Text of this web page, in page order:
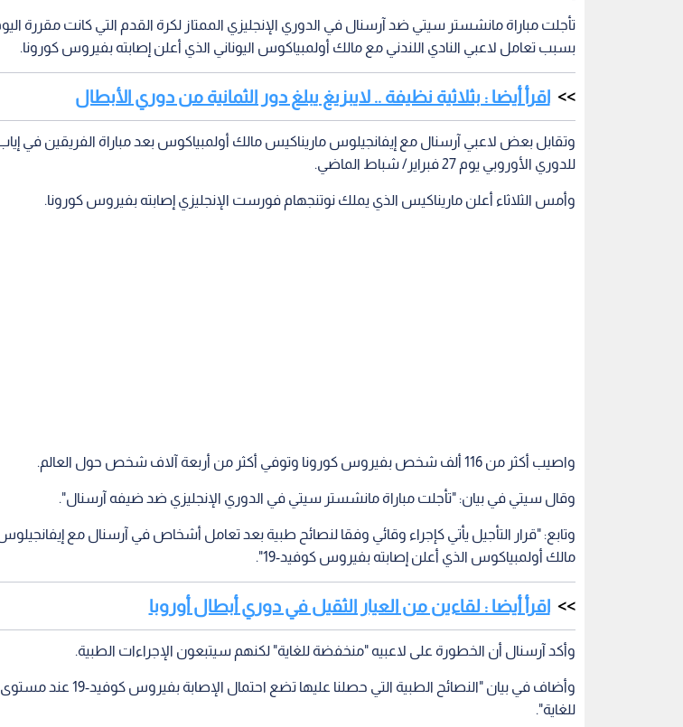
تأجلت مباراة مانشستر سيتي ضد آرسنال في الدوري الإنجليزي الممتاز لكرة القدم التي كانت مقررة
بسبب تعامل لاعبي النادي اللندني مع مالك أولمبياكوس اليوناني الذي أعلن إصابته بفيروس كورونا.
اقرأ أيضا : بثلاثية نظيفة .. لايبزيغ يبلغ دور الثمانية من دوري الأبطال
للدوري الأوروبي يوم 27 فبراير/ شباط الماضي.
وأمس الثلاثاء أعلن ماريناكيس الذي يملك نوتنجهام فورست الإنجليزي إصابته بفيروس كورونا.
واصيب أكثر من 116 ألف شخص بفيروس كورونا وتوفي أكثر من أربعة آلاف شخص حول العالم.
وقال سيتي في بيان: "تأجلت مباراة مانشستر سيتي في الدوري الإنجليزي ضد ضيفه آرسنال".
وتابع: "قرار التأجيل يأتي كإجراء وقائي وفقا لنصائح طبية بعد تعامل أشخاص في آرسنال مع
مالك أولمبياكوس الذي أعلن إصابته بفيروس كوفيد-19".
اقرأ أيضا : لقاءين من العيار الثقيل في دوري أبطال أوروبا
وأكد آرسنال أن الخطورة على لاعبيه "منخفضة للغاية" لكنهم سيتبعون الإجراءات الطبية.
وأضاف في بيان "النصائح الطبية التي حصلنا عليها تضع
للغاية".